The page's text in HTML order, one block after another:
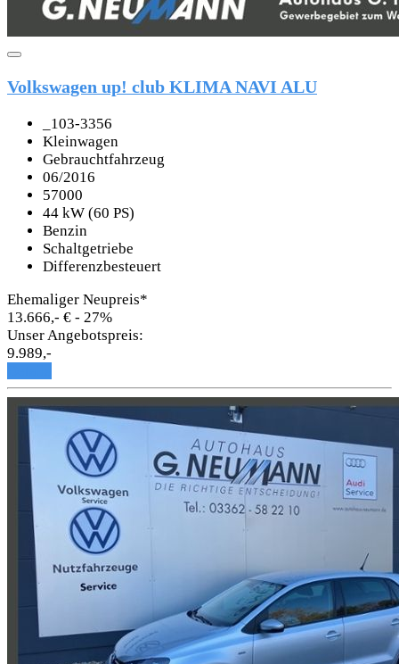
Volkswagen up! club KLIMA NAVI ALU
_103-3356
Kleinwagen
Gebrauchtfahrzeug
06/2016
57000
44 kW (60 PS)
Benzin
Schaltgetriebe
Differenzbesteuert
Ehemaliger Neupreis*
13.666,- € - 27%
Unser Angebotspreis:
9.989,-